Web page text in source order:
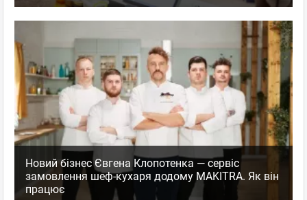
Новий бізнес Євгена Клопотенка — сервіс
замовлення шеф-кухаря додому MAKITRA. Як він
працює